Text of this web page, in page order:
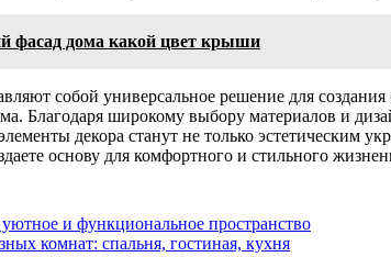
фасад дома какой цвет крыши
собой универсальное решение для
Благодаря широкому выбору материалов и
декора станут не только
основу для комфортного и стильного
и функциональное пространство
комнат: спальня, гостиная, кухня